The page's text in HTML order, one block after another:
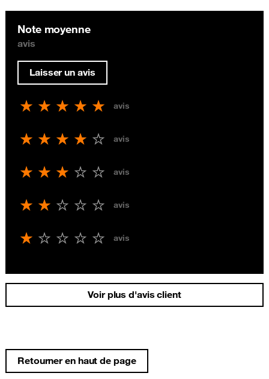
Note moyenne
avis
Laisser un avis
avis
avis
avis
avis
avis
Voir plus d'avis client
Retourner en haut de page